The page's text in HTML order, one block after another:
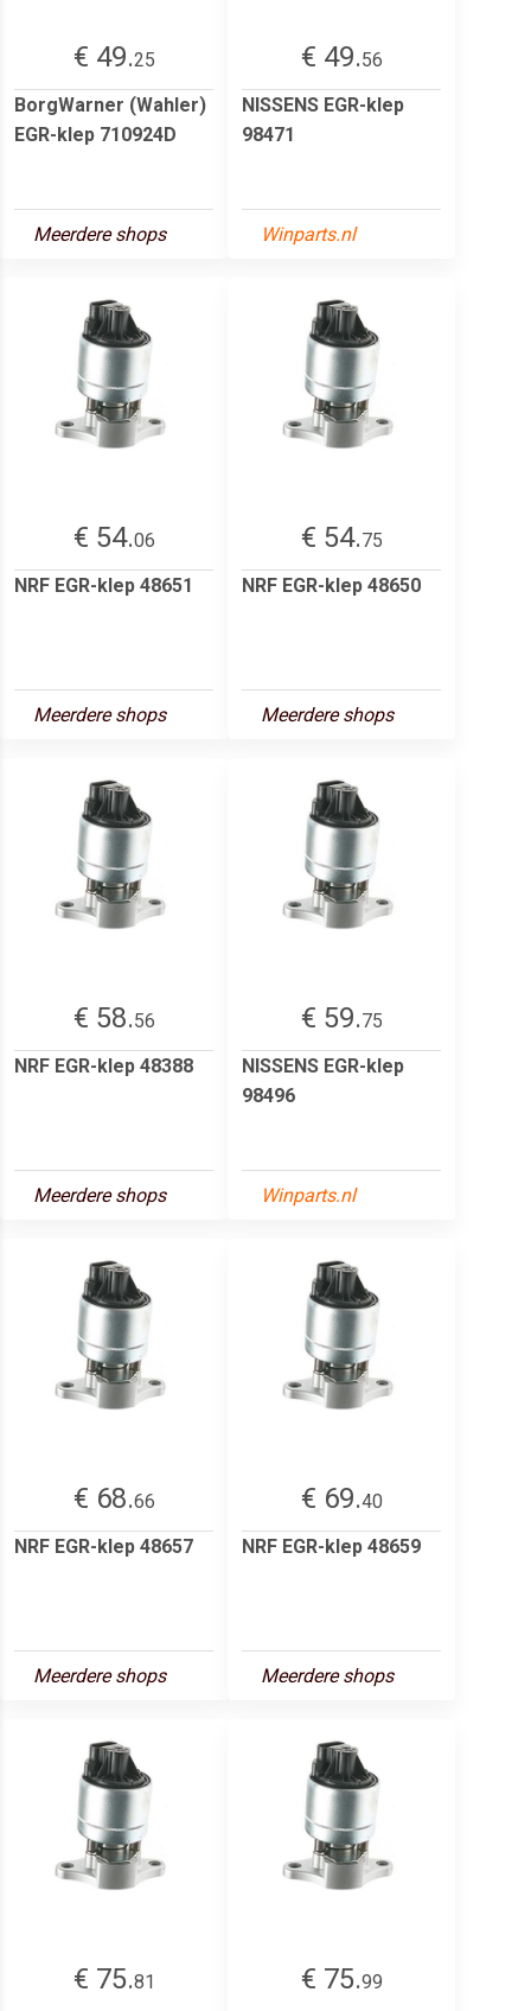
€ 49.25
BorgWarner (Wahler)
EGR-klep 710924D
Meerdere shops
€ 49.56
NISSENS EGR-klep
98471
Winparts.nl
€ 54.06
NRF EGR-klep 48651
Meerdere shops
€ 54.75
NRF EGR-klep 48650
Meerdere shops
€ 58.56
NRF EGR-klep 48388
Meerdere shops
€ 59.75
NISSENS EGR-klep
98496
Winparts.nl
€ 68.66
NRF EGR-klep 48657
Meerdere shops
€ 69.40
NRF EGR-klep 48659
Meerdere shops
€ 75.81 € 75.99